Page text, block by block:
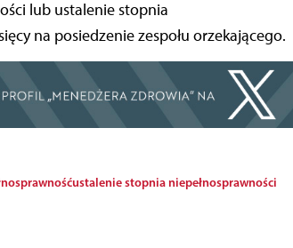
lub ustalenie stopnia
na posiedzenie zespołu orzekającego.
ustalenie stopnia niepełnosprawności